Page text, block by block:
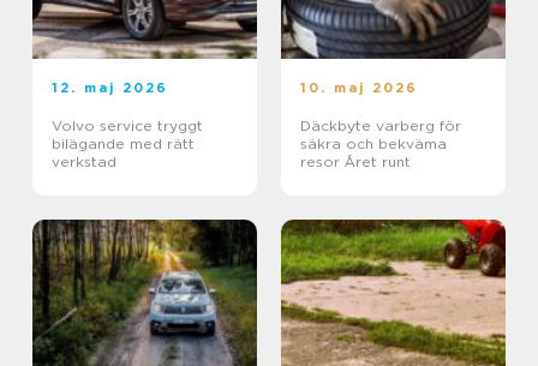
12. maj 2026
Volvo service tryggt
bilägande med rätt
verkstad
10. maj 2026
Däckbyte varberg för
säkra och bekväma
resor Året runt